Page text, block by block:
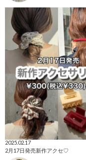
2025.02.17
2月17日発売新作アクセ♡